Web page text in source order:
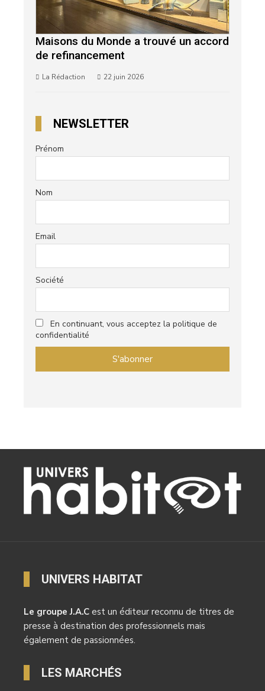
Maisons du Monde a trouvé un accord
de refinancement
La Rédaction 22 juin 2026
NEWSLETTER
Prénom
Nom
Email
Société
En continuant, vous acceptez la politique de
confidentialité
UNIVERS HABITAT
Le groupe J.A.C est un éditeur reconnu de titres de
presse à destination des professionnels mais
également de passionnées.
LES MARCHÉS